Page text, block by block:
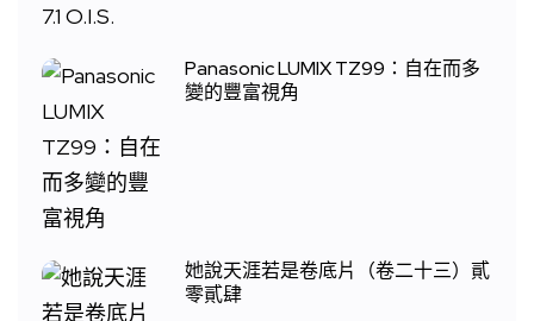
Panasonic LUMIX TZ99：自在而多
變的豐富視角
她說天涯若是卷底片（卷二十三）貳
零貳肆